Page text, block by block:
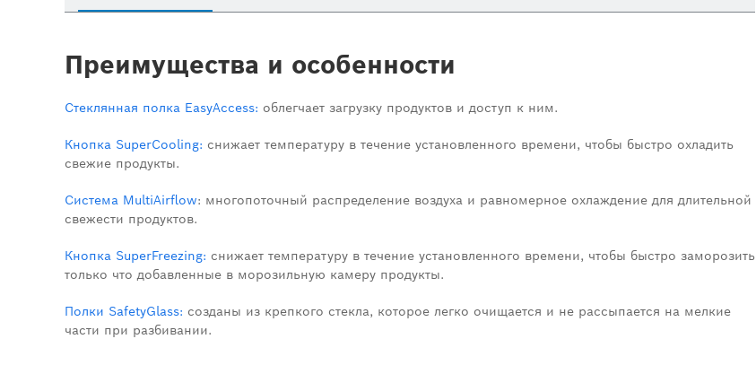
Преимущества и особенности
Стеклянная полка EasyAccess: облегчает загрузку продуктов и доступ к ним.
Кнопка SuperCooling: снижает температуру в течение установленного времени, чтобы быстро охладить
свежие продукты.
Система MultiAirflow: многопоточный распределение воздуха и равномерное охлаждение для длительной
свежести продуктов.
Кнопка SuperFreezing: снижает температуру в течение установленного времени, чтобы быстро заморозить
только что добавленные в морозильную камеру продукты.
Полки SafetyGlass: созданы из крепкого стекла, которое легко очищается и не рассыпается на мелкие
части при разбивании.